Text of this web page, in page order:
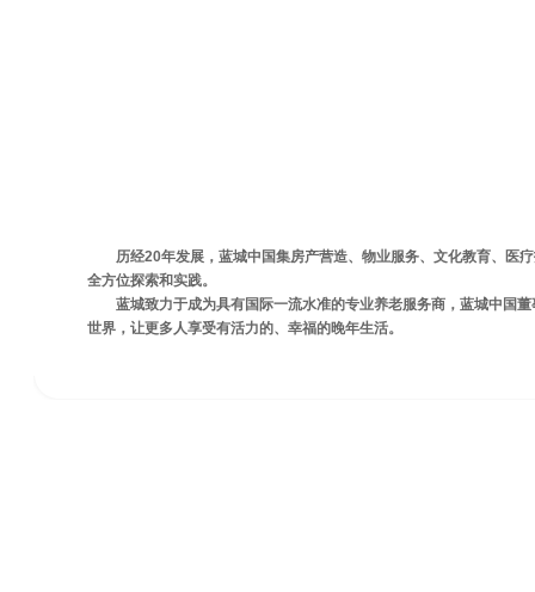
历经20年发展，蓝城中国集房产营造、物业服务、文化教育、医
全方位探索和实践。
蓝城致力于成为具有国际一流水准的专业养老服务商，蓝城中国
世界，让更多人享受有活力的、幸福的晚年生活。